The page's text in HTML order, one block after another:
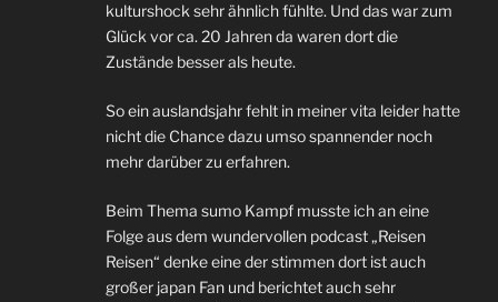
kulturshock sehr ähnlich fühlte. Und das war zum
Glück vor ca. 20 Jahren da waren dort die
Zustände besser als heute.
So ein auslandsjahr fehlt in meiner vita leider hatte
nicht die Chance dazu umso spannender noch
mehr darüber zu erfahren.
Beim Thema sumo Kampf musste ich an eine
Folge aus dem wundervollen podcast „Reisen
Reisen“ denke eine der stimmen dort ist auch
großer japan Fan und berichtet auch sehr